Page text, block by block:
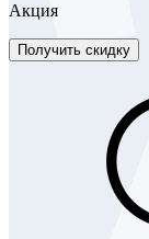
Акция
Получить скидку